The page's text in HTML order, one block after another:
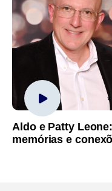
Aldo e Patty
memórias e